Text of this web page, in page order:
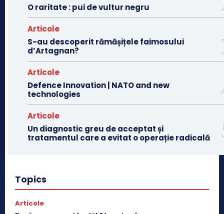
O raritate : pui de vultur negru
Articole
S-au descoperit rămășițele faimosului
d’Artagnan?
Articole
Defence Innovation | NATO and new
technologies
Articole
Un diagnostic greu de acceptat și
tratamentul care a evitat o operație radicală
Topics
Articole